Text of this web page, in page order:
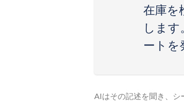
在庫を
しま
ートを
AIはその記述を聞き、シ